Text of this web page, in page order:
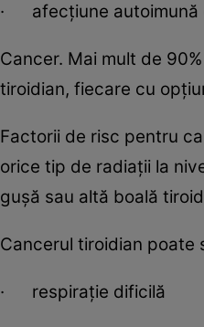
· afecțiune autoimună
Cancer. Mai mult de
tiroidian, fiecare cu
Factorii de risc pentru
orice tip de radiații la
gușă sau altă boală
Cancerul tiroidian poate
· respirație dificilă